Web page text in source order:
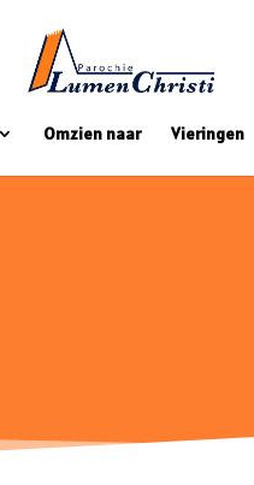
Omzien naar Vieringen